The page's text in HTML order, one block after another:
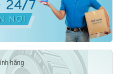
hãng